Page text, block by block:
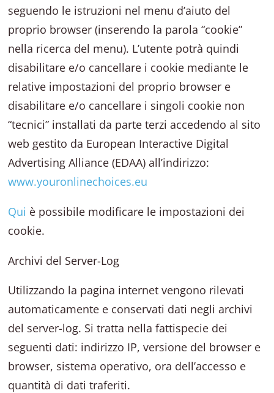
seguendo le istruzioni nel menu d’aiuto del
proprio browser (inserendo la parola “cookie”
nella ricerca del menu). L’utente potrà quindi
disabilitare e/o cancellare i cookie mediante le
relative impostazioni del proprio browser e
disabilitare e/o cancellare i singoli cookie non
“tecnici” installati da parte terzi accedendo al sito
web gestito da European Interactive Digital
Advertising Alliance (EDAA) all’indirizzo:
www.youronlinechoices.eu
Qui è possibile modificare le impostazioni dei
cookie.
Archivi del Server-Log
Utilizzando la pagina internet vengono rilevati
automaticamente e conservati dati negli archivi
del server-log. Si tratta nella fattispecie dei
seguenti dati: indirizzo IP, versione del browser e
browser, sistema operativo, ora dell’accesso e
quantità di dati traferiti.